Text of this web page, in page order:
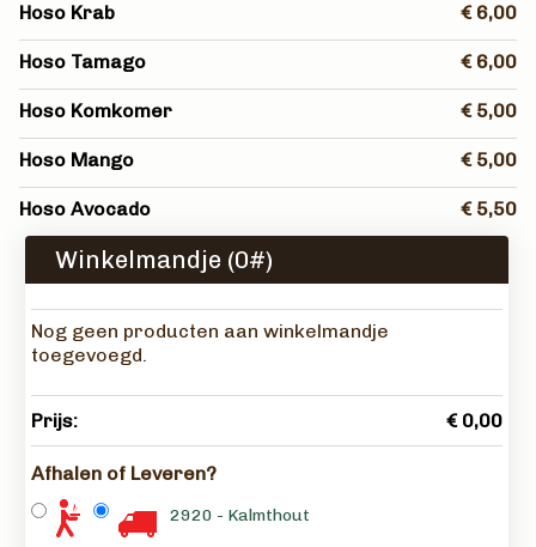
Hoso Krab € 6,00
Hoso Tamago € 6,00
Hoso Komkomer € 5,00
Hoso Mango € 5,00
Hoso Avocado € 5,50
Winkelmandje (0#)
Nog geen producten aan winkelmandje
toegevoegd.
Prijs: € 0,00
Afhalen of Leveren?
2920 - Kalmthout